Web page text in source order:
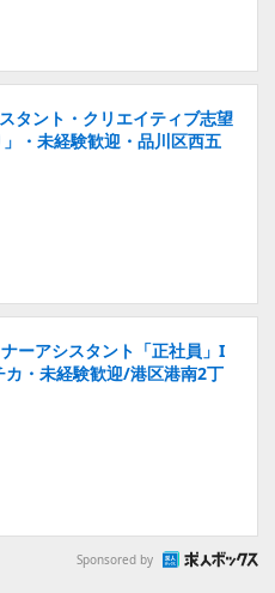
タント・クリエイティブ志望
・未経験歓迎・品川区西五
ーアシスタント「正社員」I
・未経験歓迎/港区港南2丁
Sponsored by